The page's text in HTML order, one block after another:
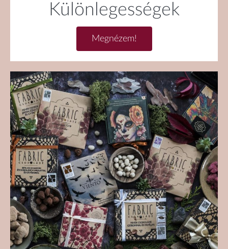
Különlegességek
Megnézem!